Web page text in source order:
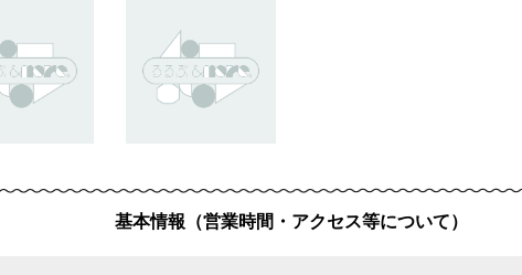
基本情報（営業時間・アクセス等について）